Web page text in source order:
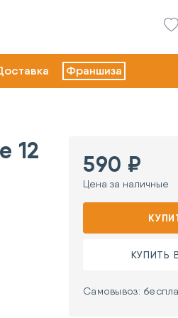
Франшиза
12
590 ₽
Цена за наличные
КУПИТЬ
Самовывоз: